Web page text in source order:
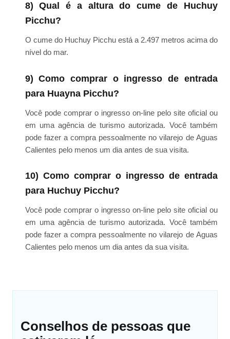
8) Qual é a altura do cume de Huchuy
Picchu?
O cume do Huchuy Picchu está a 2.497 metros acima do
nível do mar.
9) Como comprar o ingresso de entrada
para Huayna Picchu?
Você pode comprar o ingresso on-line pelo site oficial ou
em uma agência de turismo autorizada. Você também
pode fazer a compra pessoalmente no vilarejo de Aguas
Calientes pelo menos um dia antes de sua visita.
10) Como comprar o ingresso de entrada
para Huchuy Picchu?
Você pode comprar o ingresso on-line pelo site oficial ou
em uma agência de turismo autorizada. Você também
pode fazer a compra pessoalmente no vilarejo de Aguas
Calientes pelo menos um dia antes da sua visita.
Conselhos de pessoas que